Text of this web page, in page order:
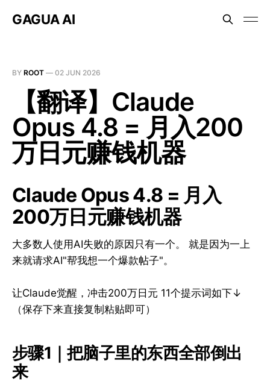
GAGUA AI
BY ROOT — 02 JUN 2026
【翻译】Claude
Opus 4.8 = 月入200
万日元赚钱机器
Claude Opus 4.8 = 月入
200万日元赚钱机器
大多数人使用AI失败的原因只有一个。 就是因为一上
来就请求AI"帮我想一个爆款帖子"。
让Claude觉醒，冲击200万日元 11个提示词如下↓
（保存下来直接复制粘贴即可）
步骤1｜把脑子里的东西全部倒出
来